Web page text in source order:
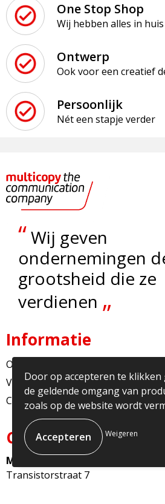
One Stop Shop
Wij hebben alles in huis
Ontwerp
Ook voor een creatief
Persoonlijk
Nét een stapje verder
“Wij geven
ondernemingen
grootsheid die ze
verdienen „
Informatie
Over ons
Veelgestelde vragen
Contact
Contact
Multicopy Nederland
Transistorstraat 7
Door op accepteren te
de geldende omgang van
zoals op de website wordt
Weigeren